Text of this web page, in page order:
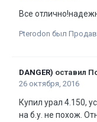
Все
Pterodon был
DANGER) оставил
26 октября, 2016
Купил урал 4.150,
на б.у. не похож.